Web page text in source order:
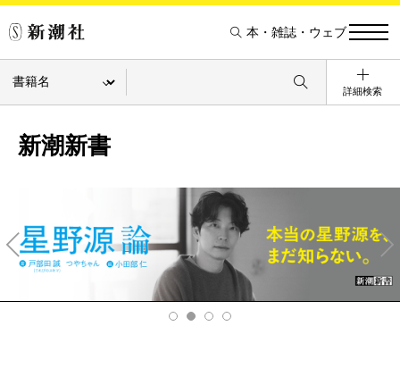
本・雑誌・ウェブ
詳細検索
新潮新書
v
Ne
xt